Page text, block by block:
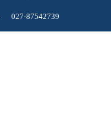
027-87542739